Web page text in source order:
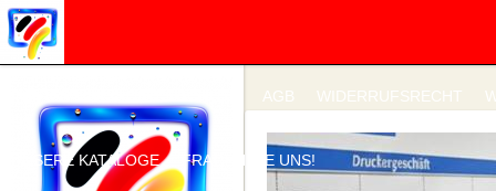
AGB WIDERRUFSRECHT
UNSERE KATALOGE FRAGEN SIE UNS!